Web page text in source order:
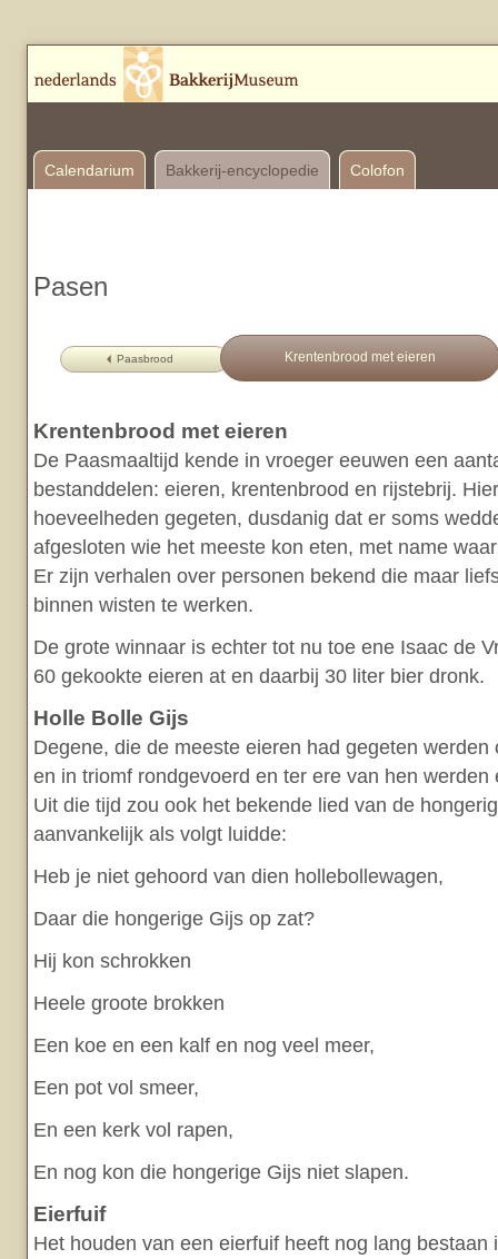
Calendarium Bakkerij-encyclopedie Colofon
Pasen
Paasbrood Krentenbrood met eieren
Krentenbrood met eieren
De Paasmaaltijd kende in vroeger eeuwen een
bestanddelen: eieren, krentenbrood en rijstebrij.
hoeveelheden gegeten, dusdanig dat er soms
afgesloten wie het meeste kon eten, met name
Er zijn verhalen over personen bekend die maar
binnen wisten te werken.
De grote winnaar is echter tot nu toe ene Isaac de
60 gekookte eieren at en daarbij 30 liter bier dronk.
Holle Bolle Gijs
Degene, die de meeste eieren had gegeten werden
en in triomf rondgevoerd en ter ere van hen werden
Uit die tijd zou ook het bekende lied van de
aanvankelijk als volgt luidde:
Heb je niet gehoord van dien hollebollewagen,
Daar die hongerige Gijs op zat?
Hij kon schrokken
Heele groote brokken
Een koe en een kalf en nog veel meer,
Een pot vol smeer,
En een kerk vol rapen,
En nog kon die hongerige Gijs niet slapen.
Eierfuif
Het houden van een eierfuif heeft nog lang bestaan